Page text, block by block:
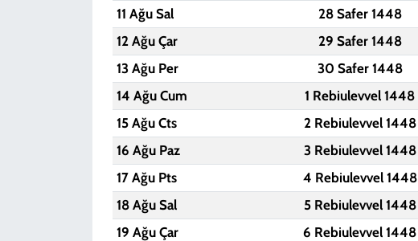
11 Ağu Sal
28 Safer 1448
12 Ağu Çar
29 Safer 1448
13 Ağu Per
30 Safer 1448
14 Ağu Cum
1 Rebiulevvel 1448
15 Ağu Cts
2 Rebiulevvel 1448
16 Ağu Paz
3 Rebiulevvel 1448
17 Ağu Pts
4 Rebiulevvel 1448
18 Ağu Sal
5 Rebiulevvel 1448
19 Ağu Çar
6 Rebiulevvel 1448